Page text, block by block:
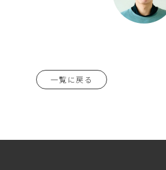
一覧に戻る